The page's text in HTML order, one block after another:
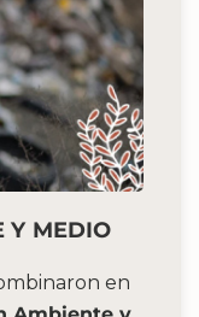
Y MEDIO
en